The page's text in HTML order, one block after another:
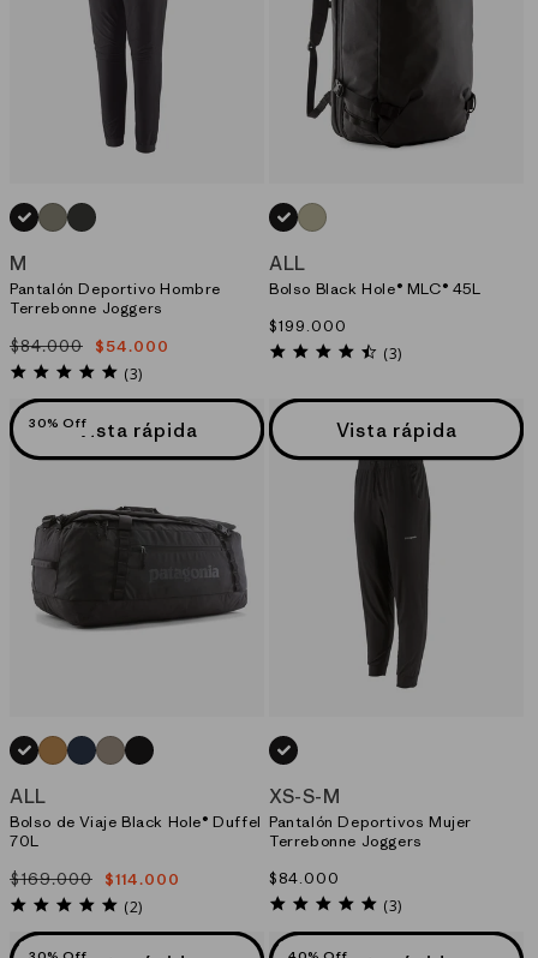
NEGRO_(BLK)
VERDE_(RVGN)
GRIS_(FGE)
M
Pantalón Deportivo Hombre
Terrebonne Joggers
Precio
habitual
$84.000
Precio
de
$54.000
5.0
star
(3)
NEGRO_(BOB)
VERDE_(WSTO)
ALL
Bolso Black Hole® MLC® 45L
Precio
habitual
$199.000
4.7
rating
(3)
30% OffVista rápida
NEGRO_(BLK)
AMARILLO_(TNGO)
AZUL_(SMDB)
GRIS_(SBDY)
NEGRO_(BOB)
ALL
Bolso de Viaje Black Hole® Duffel
70L
Precio
habitual
$169.000
Precio
de
$114.000
5.0
star
(2)
Vista rápida
NEGRO_(BLK)
XS-S-M
Pantalón Deportivos Mujer
Terrebonne Joggers
Precio
habitual
$84.000
5.0
(3)